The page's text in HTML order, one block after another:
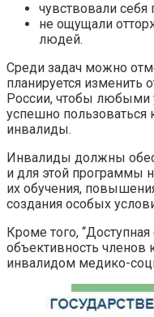
чувствовали
не ощущали
людей.
Среди задач можно
планируется
России, чтобы любыми
успешно
инвалиды.
Инвалиды должны
и для этой программы
их обучения,
создания особых
Кроме того,
объективность
инвалидом медико-